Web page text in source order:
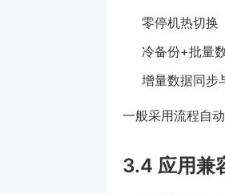
零停机热切换
冷备份+批量
增量数据同步
一般采用流程自
3.4 应用兼